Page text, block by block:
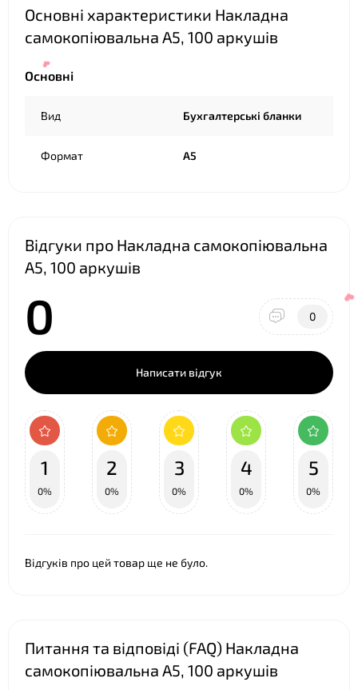
Основні характеристики Накладна
самокопіювальна А5, 100 аркушів
Основні
Вид Бухгалтерські бланки
Формат А5
Відгуки про Накладна самокопіювальна
А5, 100 аркушів
0 0
Написати відгук
1
0%
2
0%
3
0%
4
0%
5
0%
Відгуків про цей товар ще не було.
Питання та відповіді (FAQ) Накладна
самокопіювальна А5, 100 аркушів
❤